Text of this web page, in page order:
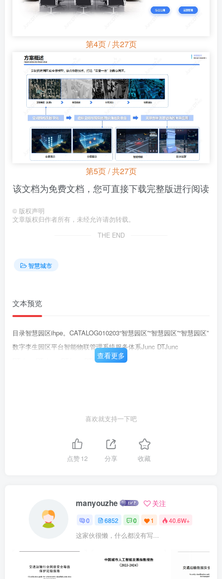
第4页 / 共27页
第5页 / 共27页
该文档为免费文档，您可直接下载完整版进行阅读
© 版权声明
文章版权归作者所有，未经允许请勿转载。
THE END
智慧城市
文本预览
目录智慧园区ihpe。CATALOG010203“智慧园区”“智慧园区”“智慧园区”
数字李生园区平台智能物联管理系统服务体系Junc DTJunc
查看更多
喜欢就支持一下吧
点赞12 分享 收藏
manyouzhe 关注
0 6852 0 1 40.6W+
这家伙很懒，什么都没有写...